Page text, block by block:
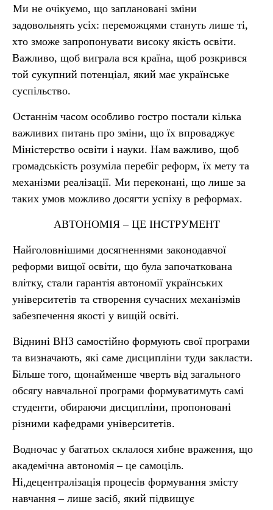
Ми не очікуємо, що заплановані зміни
задовольнять усіх: переможцями стануть лише ті,
хто зможе запропонувати високу якість освіти.
Важливо, щоб виграла вся країна, щоб розкрився
той сукупний потенціал, який має українське
суспільство.
Останнім часом особливо гостро постали кілька
важливих питань про зміни, що їх впроваджує
Міністерство освіти і науки. Нам важливо, щоб
громадськість розуміла перебіг реформ, їх мету та
механізми реалізації. Ми переконані, що лише за
таких умов можливо досягти успіху в реформах.
АВТОНОМІЯ – ЦЕ ІНСТРУМЕНТ
Найголовнішими досягненнями законодавчої
реформи вищої освіти, що була започаткована
влітку, стали гарантія автономії українських
університетів та створення сучасних механізмів
забезпечення якості у вищій освіті.
Віднині ВНЗ самостійно формують свої програми
та визначають, які саме дисципліни туди закласти.
Більше того, щонайменше чверть від загального
обсягу навчальної програми формуватимуть самі
студенти, обираючи дисципліни, пропоновані
різними кафедрами університетів.
Водночас у багатьох склалося хибне враження, що
академічна автономія – це самоціль.
Ні,децентралізація процесів формування змісту
навчання – лише засіб, який підвищує